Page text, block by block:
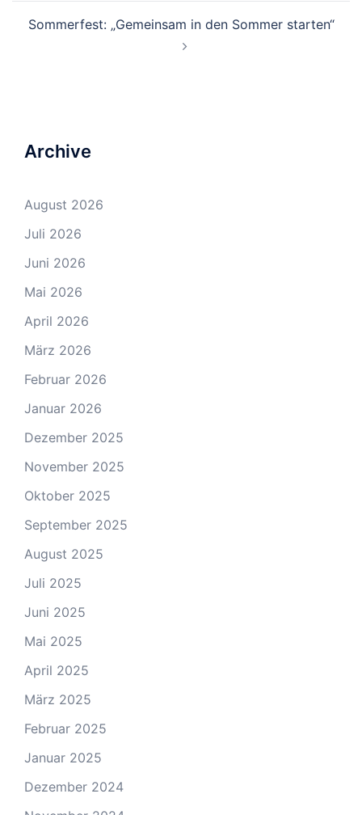
Sommerfest: „Gemeinsam in den Sommer starten“
Archive
August 2026
Juli 2026
Juni 2026
Mai 2026
April 2026
März 2026
Februar 2026
Januar 2026
Dezember 2025
November 2025
Oktober 2025
September 2025
August 2025
Juli 2025
Juni 2025
Mai 2025
April 2025
März 2025
Februar 2025
Januar 2025
Dezember 2024